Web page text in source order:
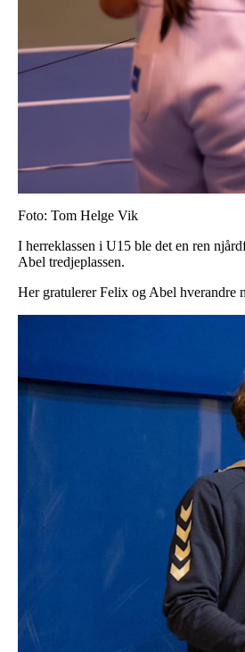
Foto: Tom Helge Vik
I herreklassen i U15 ble det en ren
Abel tredjeplassen.
Her gratulerer Felix og Abel hverandre